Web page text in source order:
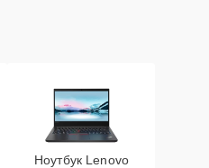
Ноутбук Lenovo